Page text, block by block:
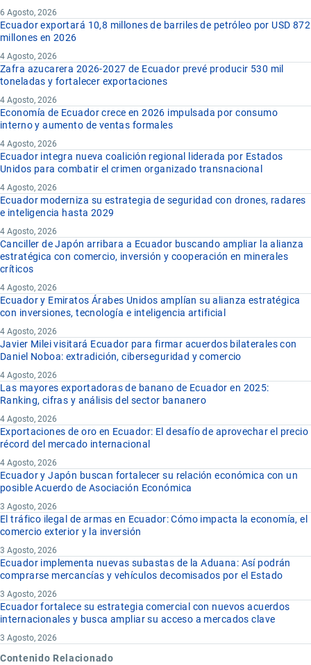
6 Agosto, 2026
Ecuador exportará 10,8 millones de barriles de petróleo por USD 872
millones en 2026
4 Agosto, 2026
Zafra azucarera 2026-2027 de Ecuador prevé producir 530 mil
toneladas y fortalecer exportaciones
4 Agosto, 2026
Economía de Ecuador crece en 2026 impulsada por consumo
interno y aumento de ventas formales
4 Agosto, 2026
Ecuador integra nueva coalición regional liderada por Estados
Unidos para combatir el crimen organizado transnacional
4 Agosto, 2026
Ecuador moderniza su estrategia de seguridad con drones, radares
e inteligencia hasta 2029
4 Agosto, 2026
Canciller de Japón arribara a Ecuador buscando ampliar la alianza
estratégica con comercio, inversión y cooperación en minerales
críticos
4 Agosto, 2026
Ecuador y Emiratos Árabes Unidos amplían su alianza estratégica
con inversiones, tecnología e inteligencia artificial
4 Agosto, 2026
Javier Milei visitará Ecuador para firmar acuerdos bilaterales con
Daniel Noboa: extradición, ciberseguridad y comercio
4 Agosto, 2026
Las mayores exportadoras de banano de Ecuador en 2025:
Ranking, cifras y análisis del sector bananero
4 Agosto, 2026
Exportaciones de oro en Ecuador: El desafío de aprovechar el precio
récord del mercado internacional
4 Agosto, 2026
Ecuador y Japón buscan fortalecer su relación económica con un
posible Acuerdo de Asociación Económica
3 Agosto, 2026
El tráfico ilegal de armas en Ecuador: Cómo impacta la economía, el
comercio exterior y la inversión
3 Agosto, 2026
Ecuador implementa nuevas subastas de la Aduana: Así podrán
comprarse mercancías y vehículos decomisados por el Estado
3 Agosto, 2026
Ecuador fortalece su estrategia comercial con nuevos acuerdos
internacionales y busca ampliar su acceso a mercados clave
3 Agosto, 2026
Contenido Relacionado